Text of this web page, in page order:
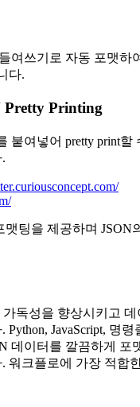
여쓰기로 자동 포맷하
다.
Pretty Printing
붙여넣어 pretty print할
팅을 제공하며 JSON
가독성을 향상시키고
JavaScript, 명
데이터를 깔끔하게 포
워크플로에 가장 적합